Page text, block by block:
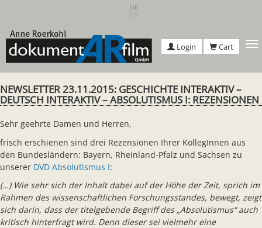
main
content
DE
Login Cart
NEWSLETTER 23.11.2015: GESCHICHTE INTERAKTIV –
DEUTSCH INTERAKTIV – ABSOLUTISMUS I: REZENSIONEN
Sehr geehrte Damen und Herren,
frisch erschienen sind drei Rezensionen Ihrer KollegInnen aus
den Bundesländern: Bayern, Rheinland-Pfalz und Sachsen zu
unserer DVD Absolutismus I:
(…) Wie sehr sich der Inhalt dabei auf der Höhe der Zeit, sprich im
Rahmen des wissenschaftlichen Forschungsstandes, bewegt, zeigt
sich darin, dass der titelgebende Begriff des „Absolutismus“ auch
kritisch hinterfragt wird. Denn dieser sei vielmehr eine